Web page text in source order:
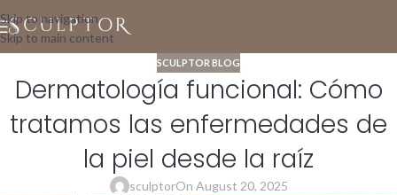
Skip to navigation
Skip to main content
SCULPTOR BLOG
Dermatología funcional: Cómo
tratamos las enfermedades de
la piel desde la raíz
sculptorOn August 20, 2025